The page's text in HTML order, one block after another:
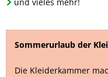
Sommerurlaub der
Die Kleiderkammer